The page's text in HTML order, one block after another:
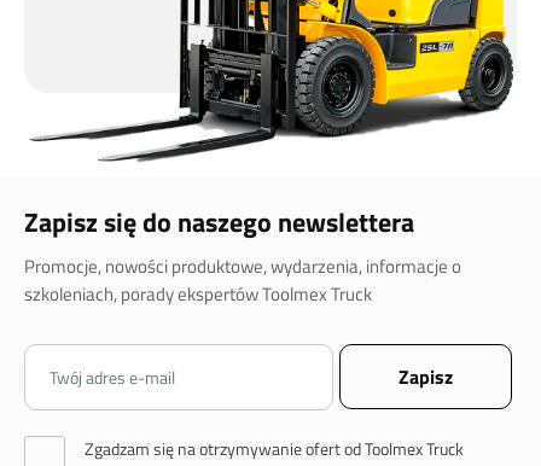
Zapisz się do naszego newslettera
Promocje, nowości produktowe, wydarzenia, informacje o
szkoleniach, porady ekspertów Toolmex Truck
Zgadzam się na otrzymywanie ofert od Toolmex Truck